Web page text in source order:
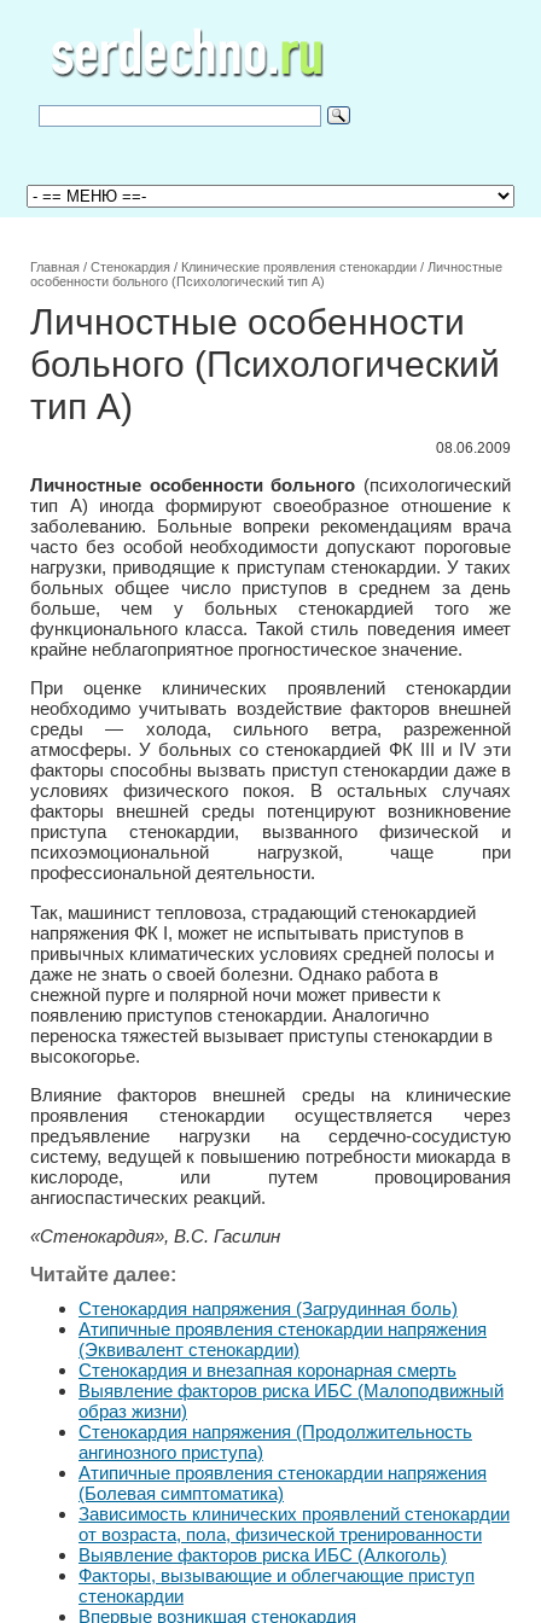
Главная / Стенокардия / Клинические проявления стенокардии / Личностные
особенности больного (Психологический тип А)
Личностные особенности
больного (Психологический
тип А)
08.06.2009
Личностные особенности больного (психологический
тип А) иногда формируют своеобразное отношение к
заболеванию. Больные вопреки рекомендациям врача
часто без особой необходимости допускают пороговые
нагрузки, приводящие к приступам стенокардии. У таких
больных общее число приступов в среднем за день
больше, чем у больных стенокардией того же
функционального класса. Такой стиль поведения имеет
крайне неблагоприятное прогностическое значение.
При оценке клинических проявлений стенокардии
необходимо учитывать воздействие факторов внешней
среды — холода, сильного ветра, разреженной
атмосферы. У больных со стенокардией ФК III и IV эти
факторы способны вызвать приступ стенокардии даже в
условиях физического покоя. В остальных случаях
факторы внешней среды потенцируют возникновение
приступа стенокардии, вызванного физической и
психоэмоциональной нагрузкой, чаще при
профессиональной деятельности.
Так, машинист тепловоза, страдающий стенокардией
напряжения ФК I, может не испытывать приступов в
привычных климатических условиях средней полосы и
даже не знать о своей болезни. Однако работа в
снежной пурге и полярной ночи может привести к
появлению приступов стенокардии. Аналогично
переноска тяжестей вызывает приступы стенокардии в
высокогорье.
Влияние факторов внешней среды на клинические
проявления стенокардии осуществляется через
предъявление нагрузки на сердечно-сосудистую
систему, ведущей к повышению потребности миокарда в
кислороде, или путем провоцирования
ангиоспастических реакций.
«Стенокардия», В.С. Гасилин
Читайте далее:
Стенокардия напряжения (Загрудинная боль)
Атипичные проявления стенокардии напряжения
(Эквивалент стенокардии)
Стенокардия и внезапная коронарная смерть
Выявление факторов риска ИБС (Малоподвижный
образ жизни)
Стенокардия напряжения (Продолжительность
ангинозного приступа)
Атипичные проявления стенокардии напряжения
(Болевая симптоматика)
Зависимость клинических проявлений стенокардии
от возраста, пола, физической тренированности
Выявление факторов риска ИБС (Алкоголь)
Факторы, вызывающие и облегчающие приступ
стенокардии
Впервые возникшая стенокардия